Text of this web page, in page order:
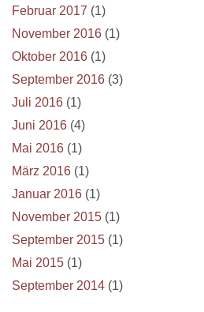
Februar 2017 (1)
November 2016 (1)
Oktober 2016 (1)
September 2016 (3)
Juli 2016 (1)
Juni 2016 (4)
Mai 2016 (1)
März 2016 (1)
Januar 2016 (1)
November 2015 (1)
September 2015 (1)
Mai 2015 (1)
September 2014 (1)